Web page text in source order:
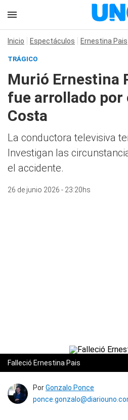
Inicio Espectáculos Ernestina Pais
TRÁGICO
Murió Ernestina
fue arrollado por
Costa
La conductora televisiva
Investigan las
el accidente.
26 de junio 2026 - 23:20hs
Falleció Ernestina Pais
PorGonzalo Ponce